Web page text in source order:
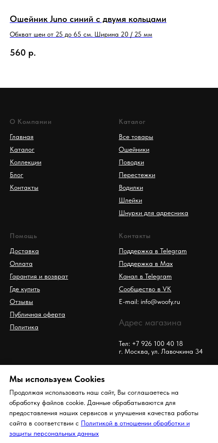
Ошейник Juno синий с двумя кольцами
Обхват шеи от 25 до 65 см. Ширина 20 / 25 мм
560 р.
О Компании
Главная
Каталог
Коллекции
Блог
Контакты
Каталог
Все товары
Ошейники
Поводки
Перестежки
Водилки
Шлейки
Шнурки для адресника
Помощь
Доставка
Оплата
Гарантия и возврат
Где купить
Отзывы
Публичная оферта
Политика
Контакты
Поддержка в Telegram
Поддержка в Max
Канал в Telegram
Сообщество в VK
E-mail: info@woofy.ru
Адрес магазина
Тел: +7 926 100 40 18
г. Москва, ул. Лавочкина 34
© Woofy. Все права защищены
Мы используем Сookies
Продолжая использовать наш сайт, Вы соглашаетесь на
обработку файлов cookie. Данные обрабатываются для
предоставления наших сервисов и улучшения качества работы
сайта в соответствии с Политикой в отношении обработки и
защиты персональных данных